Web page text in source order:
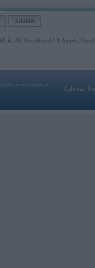
Atbildēt
jk AV AiwaShuraLLP, Angelz
klubs un nav saistīts ar
Galvena